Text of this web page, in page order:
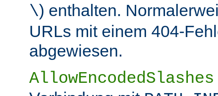
\) enthalten.
URLs mit einem 404-
abgewiesen.
AllowEncodedSlashes